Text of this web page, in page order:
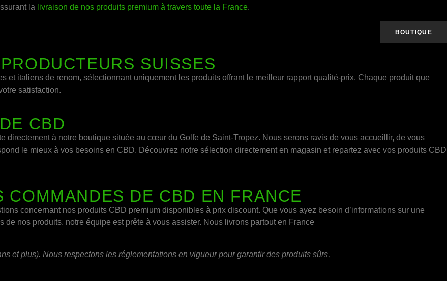
la livraison de nos produits premium à travers toute la France.
BOUTIQUE
SUISSES
et italiens de renom, sélectionnant uniquement les produits offrant le meilleur rapport qualité-prix. Chaque produit que
satisfaction.
CBD
directement à notre boutique située au cœur du Golfe de Saint-Tropez. Nous serons ravis de vous accueillir, de vous
le mieux à vos besoins en CBD. Découvrez notre sélection directement en magasin et repartez avec vos produits CBD
DE CBD EN FRANCE
concernant nos produits CBD premium disponibles à prix discount. Que vous ayez besoin d’informations sur une
nos produits, notre équipe est prête à vous assister. Nous livrons partout en France
et plus). Nous respectons les réglementations en vigueur pour garantir des produits sûrs,